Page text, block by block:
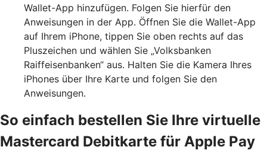
Wallet-App hinzufügen. Folgen Sie hierfür den
Anweisungen in der App. Öffnen Sie die Wallet-App
auf Ihrem iPhone, tippen Sie oben rechts auf das
Pluszeichen und wählen Sie „Volksbanken
Raiffeisenbanken“ aus. Halten Sie die Kamera Ihres
iPhones über Ihre Karte und folgen Sie den
Anweisungen.
So einfach bestellen Sie Ihre virtuelle
Mastercard Debitkarte für Apple Pay